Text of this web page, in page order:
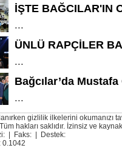
İŞTE BAĞCILAR'IN
...
ÜNLÜ RAPÇİLER
...
Bağcılar’da
...
gizlilik ilkelerini okumanızı
hakları saklıdır. İzinsiz ve
| Faks: | Destek:
0.1042